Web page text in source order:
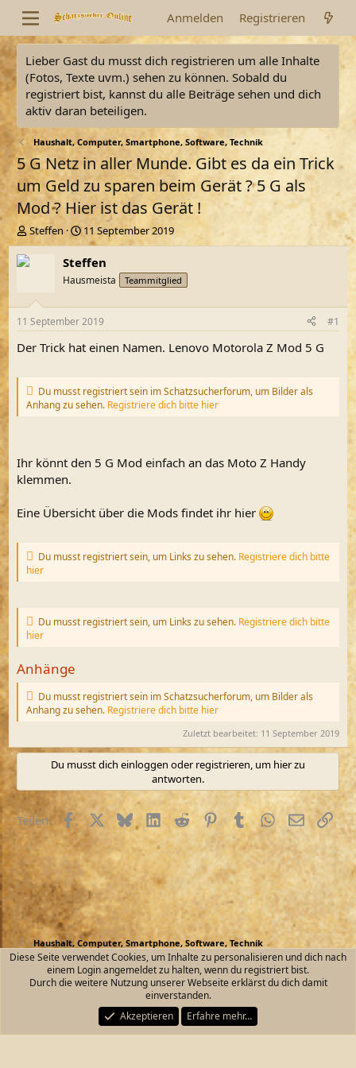
Anmelden Registrieren
Lieber Gast du musst dich registrieren um alle Inhalte
(Fotos, Texte uvm.) sehen zu können. Sobald du
registriert bist, kannst du alle Beiträge sehen und dich
aktiv daran beteiligen.
Haushalt, Computer, Smartphone, Software, Technik
5 G Netz in aller Munde. Gibt es da ein Trick
um Geld zu sparen beim Gerät ? 5 G als
Mod ? Hier ist das Gerät !
E
r
s
l
e
r
Steffen
E
r
s
e
l
t
a
11 September 2019
Steffen
Hausmeista Teammitglied
11 September 2019 #1
Der Trick hat einen Namen. Lenovo Motorola Z Mod 5 G
Du musst registriert sein im Schatzsucherforum, um Bilder als
Anhang zu sehen. Registriere dich bitte hier
Ihr könnt den 5 G Mod einfach an das Moto Z Handy
klemmen.
Eine Übersicht über die Mods findet ihr hier
Du musst registriert sein, um Links zu sehen. Registriere dich bitte
hier
Du musst registriert sein, um Links zu sehen. Registriere dich bitte
hier
Anhänge
Du musst registriert sein im Schatzsucherforum, um Bilder als
Anhang zu sehen. Registriere dich bitte hier
Zuletzt bearbeitet: 11 September 2019
Du musst dich einloggen oder registrieren, um hier zu
antworten.
Teilen: FacebookX (Twitter)
BlueskyLinkedInRedditPinterestTumblrWhatsApp
E-MailLink
Haushalt, Computer, Smartphone, Software, Technik
Kontakt Nutzungsbedingungen
Datenschutz
Start
R
S
Community platform by XenForo® © 2010-2026 XenForo Ltd.
Diese Seite verwendet Cookies, um Inhalte zu personalisieren und dich nach
einem Login angemeldet zu halten, wenn du registriert bist.
Durch die weitere Nutzung unserer Webseite erklärst du dich damit
einverstanden.
Akzeptieren
Erfahre mehr…